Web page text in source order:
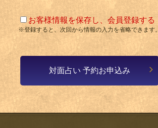
お客様情報を保存し、会員登録する
※登録すると、次回から情報の入力を省略できます。
対面占い 予約お申込み